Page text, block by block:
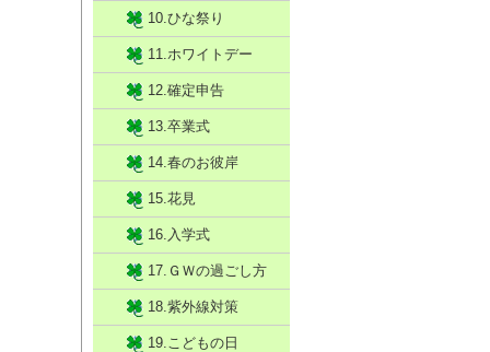
10.ひな祭り
11.ホワイトデー
12.確定申告
13.卒業式
14.春のお彼岸
15.花見
16.入学式
17.ＧＷの過ごし方
18.紫外線対策
19.こどもの日